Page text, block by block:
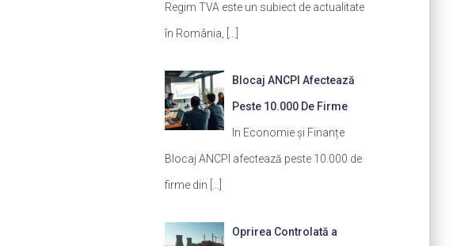
Regim TVA este un subiect de actualitate
în România,
Blocaj ANCPI Afectează
Peste 10.000 De Firme
In Economie și Finanțe
Blocaj ANCPI afectează peste 10.000 de
firme din
Oprirea Controlată a